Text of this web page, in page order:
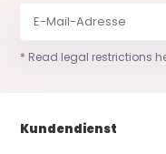
* Read legal restrictions
Kundendienst